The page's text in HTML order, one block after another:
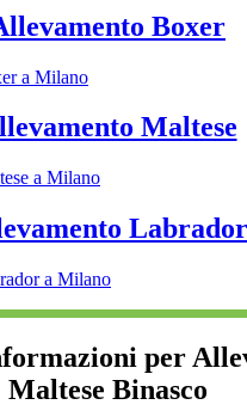
Boxer
Maltese
Labrador
per
Maltese Binasco